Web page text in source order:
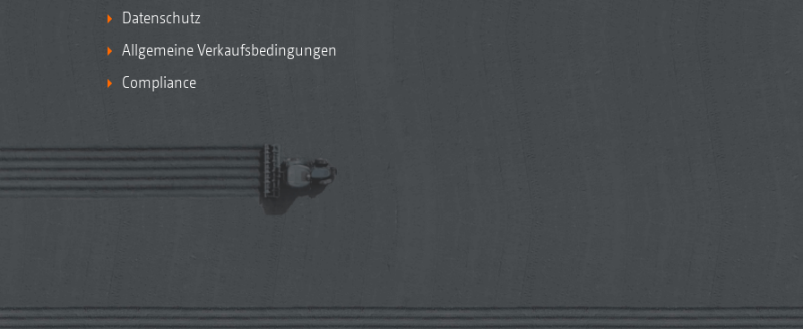
Datenschutz
Allgemeine Verkaufsbedingungen
Compliance